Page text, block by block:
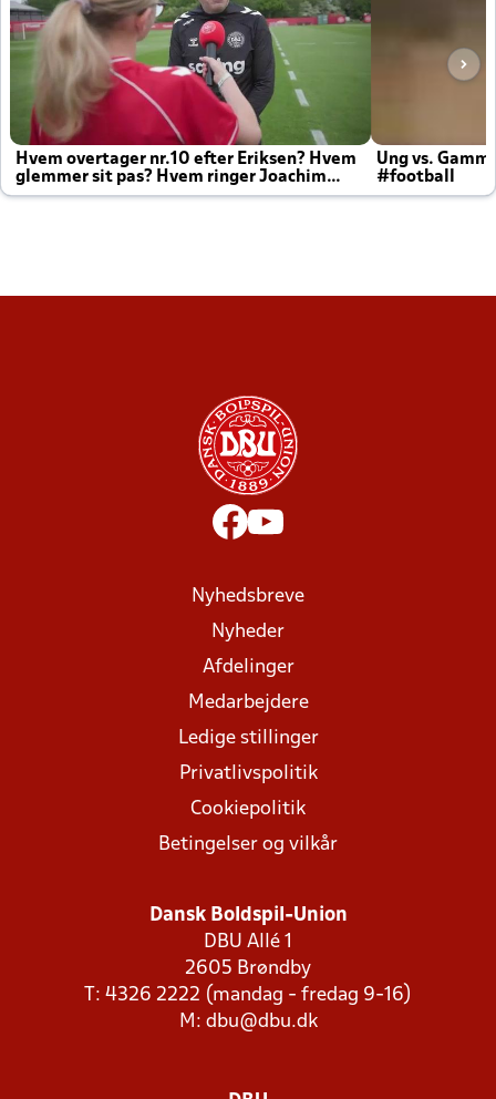
Hvem overtager nr.10 efter Eriksen? Hvem
glemmer sit pas? Hvem ringer Joachim
altid til efter kampe?
Ung vs.
#football
Nyhedsbreve
Nyheder
Afdelinger
Medarbejdere
Ledige stillinger
Privatlivspolitik
Cookiepolitik
Betingelser og vilkår
Dansk Boldspil-Union
DBU Allé 1
2605 Brøndby
T: 4326 2222 (mandag - fredag 9-16)
M: dbu@dbu.dk